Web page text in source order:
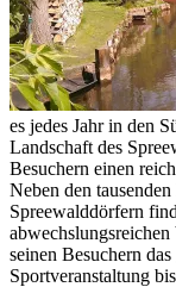
es jedes Jahr in den
Landschaft des
Besuchern einen
Neben den
Spreewalddörfern
seinen Besuchern
Sportveranstaltung